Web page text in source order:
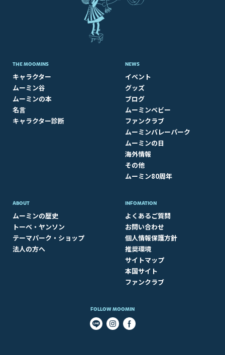
THE MOOMINS
キャラクター
ムーミン谷
ムーミンの本
名言
キャラクター診断
NEWS
イベント
グッズ
ブログ
ムーミンベビー
ファンクラブ
ムーミンバレーパーク
ムーミンの日
海外情報
その他
ムーミン80周年
ABOUT​
ムーミンの歴史
トーベ・ヤンソン
テーマパーク・ショップ
法人の方へ
INFOMATION
よくあるご質問
お問い合わせ
個人情報保護方針
推奨環境
サイトマップ
本国サイト
ファンクラブ
FOLLOW MOOMIN